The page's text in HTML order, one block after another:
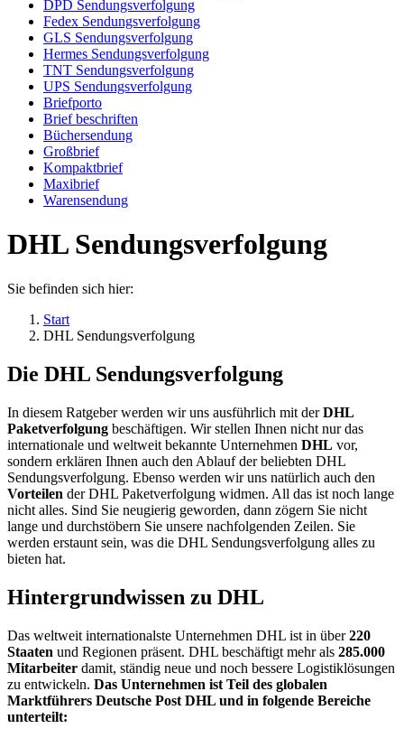
DPD Sendungsverfolgung
Fedex Sendungsverfolgung
GLS Sendungsverfolgung
Hermes Sendungsverfolgung
TNT Sendungsverfolgung
UPS Sendungsverfolgung
Briefporto
Brief beschriften
Büchersendung
Großbrief
Kompaktbrief
Maxibrief
Warensendung
DHL Sendungsverfolgung
Sie befinden sich hier:
Start
DHL Sendungsverfolgung
Die DHL Sendungsverfolgung
In diesem Ratgeber werden wir uns ausführlich mit derDHL
Paketverfolgung beschäftigen. Wir stellen Ihnen nicht nur das
internationale und weltweit bekannte Unternehmen DHL vor,
sondern erklären Ihnen auch den Ablauf der beliebten DHL
Sendungsverfolgung. Ebenso werden wir uns natürlich auch den
Vorteilen der DHL Paketverfolgung widmen. All das ist noch lange
nicht alles. Sind Sie neugierig geworden, dann zögern Sie nicht
lange und durchstöbern Sie unsere nachfolgenden Zeilen. Sie
werden erstaunt sein, was die DHL Sendungsverfolgung alles zu
bieten hat.
Hintergrundwissen zu DHL
Das weltweit internationalste Unternehmen DHL ist in über220
Staaten und Regionen präsent. DHL beschäftigt mehr als 285.000
Mitarbeiter damit, ständig neue und noch bessere Logistiklösungen
zu entwickeln. Das Unternehmen ist Teil des globalen
Marktführers Deutsche Post DHL und in folgende Bereiche
unterteilt: